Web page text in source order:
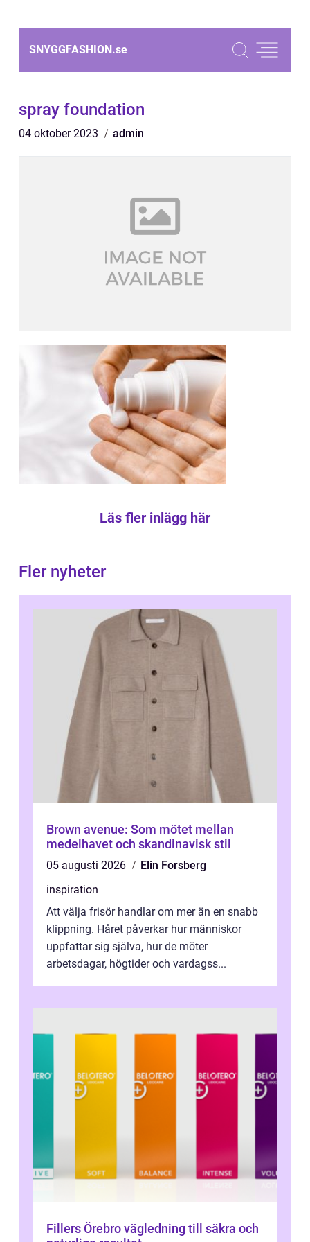
SNYGGFASHION.se
spray foundation
04 oktober 2023 admin
Läs fler inlägg här
Fler nyheter
Brown avenue: Som mötet mellan
medelhavet och skandinavisk stil
05 augusti 2026
Elin Forsberg
inspiration
Att välja frisör handlar om mer än en snabb
klippning. Håret påverkar hur människor
uppfattar sig själva, hur de möter
arbetsdagar, högtider och vardagss...
Fillers Örebro vägledning till säkra och